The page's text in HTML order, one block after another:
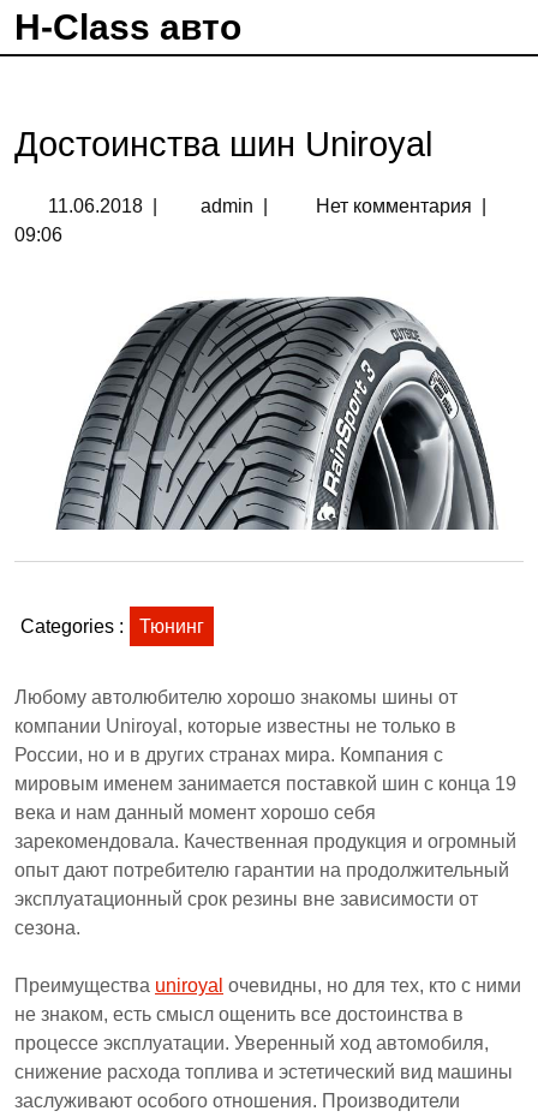
H-Class авто
Достоинства шин Uniroyal
11.06.2018 admin Нет комментария
09:06
Categories : Тюнинг
Любому автолюбителю хорошо знакомы шины от
компании Uniroyal, которые известны не только в
России, но и в других странах мира. Компания с
мировым именем занимается поставкой шин с конца 19
века и нам данный момент хорошо себя
зарекомендовала. Качественная продукция и огромный
опыт дают потребителю гарантии на продолжительный
эксплуатационный срок резины вне зависимости от
сезона.
Преимущества uniroyal очевидны, но для тех, кто с ними
не знаком, есть смысл ощенить все достоинства в
процессе эксплуатации. Уверенный ход автомобиля,
снижение расхода топлива и эстетический вид машины
заслуживают особого отношения. Производители